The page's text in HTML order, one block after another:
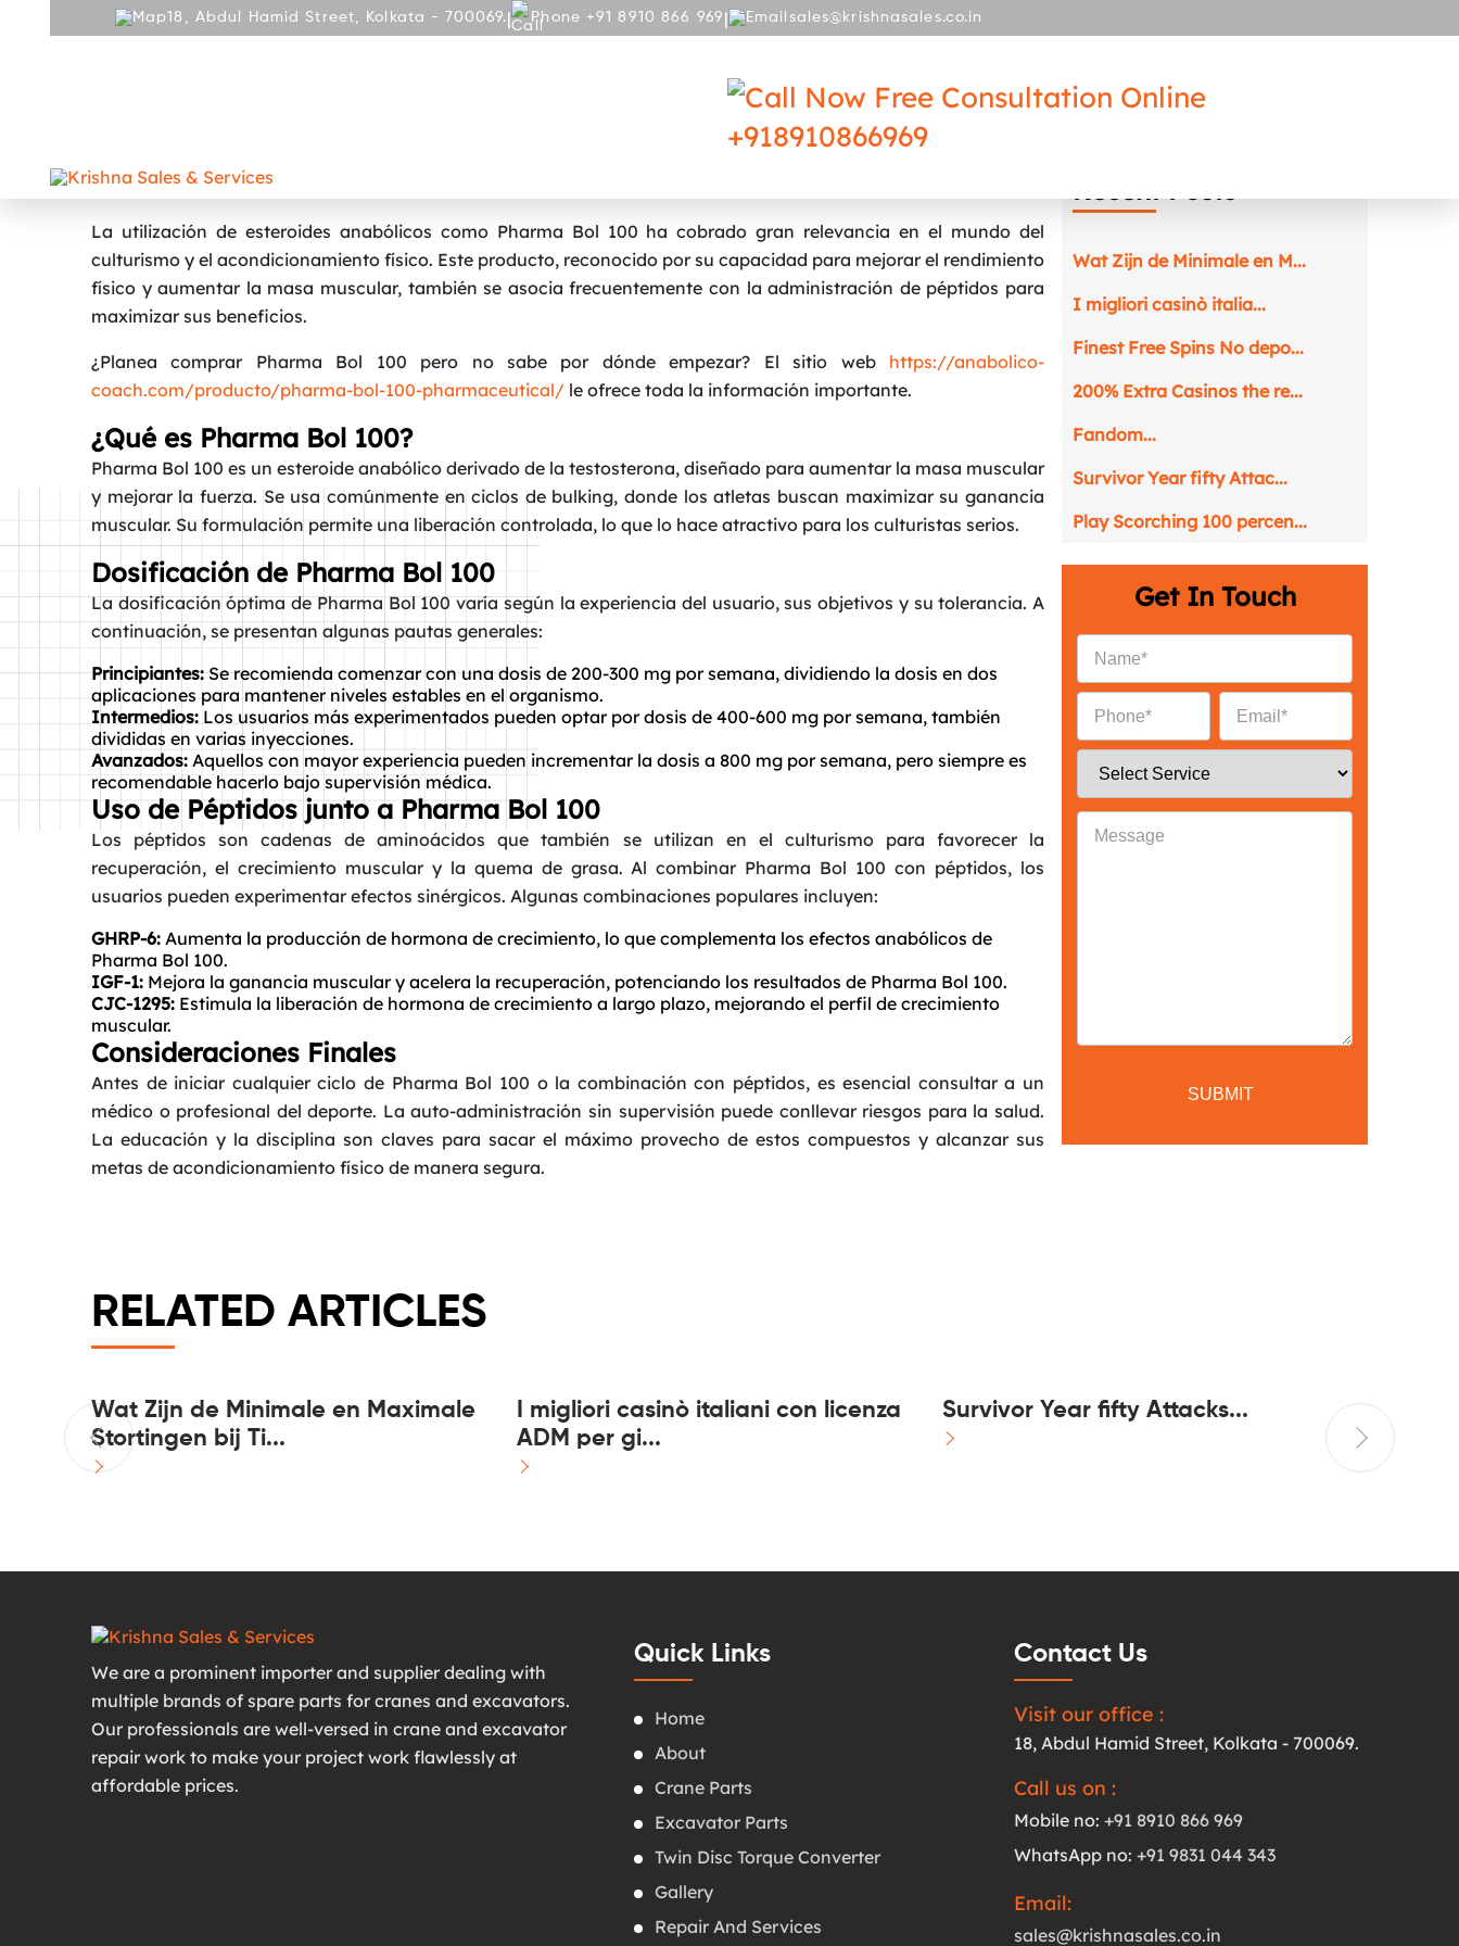
18, Abdul Hamid Street, Kolkata - 700069.| Phone +91 8910 866 969 | sales@krishnasales.co.in
Free Consultation Online
+918910866969
Request a CallBack
Email *
Phone
Service*
Dosificación de Péptidos con Pharma Bol 100
La utilización de esteroides anabólicos como Pharma Bol 100 ha cobrado gran relevancia en el mundo del
culturismo y el acondicionamiento físico. Este producto, reconocido por su capacidad para mejorar el rendimiento
físico y aumentar la masa muscular, también se asocia frecuentemente con la administración de péptidos para
maximizar sus beneficios.
¿Planea comprar Pharma Bol 100 pero no sabe por dónde empezar? El sitio web https://anabolico-
coach.com/producto/pharma-bol-100-pharmaceutical/ le ofrece toda la información importante.
¿Qué es Pharma Bol 100?
Pharma Bol 100 es un esteroide anabólico derivado de la testosterona, diseñado para aumentar la masa muscular
y mejorar la fuerza. Se usa comúnmente en ciclos de bulking, donde los atletas buscan maximizar su ganancia
muscular. Su formulación permite una liberación controlada, lo que lo hace atractivo para los culturistas serios.
Dosificación de Pharma Bol 100
La dosificación óptima de Pharma Bol 100 varía según la experiencia del usuario, sus objetivos y su tolerancia. A
continuación, se presentan algunas pautas generales:
Principiantes:Se recomienda comenzar con una dosis de 200-300 mg por semana, dividiendo la dosis en dos
aplicaciones para mantener niveles estables en el organismo.
Intermedios: Los usuarios más experimentados pueden optar por dosis de 400-600 mg por semana, también
divididas en varias inyecciones.
Avanzados: Aquellos con mayor experiencia pueden incrementar la dosis a 800 mg por semana, pero siempre es
recomendable hacerlo bajo supervisión médica.
Uso de Péptidos junto a Pharma Bol 100
Los péptidos son cadenas de aminoácidos que también se utilizan en el culturismo para favorecer la
recuperación, el crecimiento muscular y la quema de grasa. Al combinar Pharma Bol 100 con péptidos, los
usuarios pueden experimentar efectos sinérgicos. Algunas combinaciones populares incluyen:
GHRP-6: Aumenta la producción de hormona de crecimiento, lo que complementa los efectos anabólicos de
Pharma Bol 100.
IGF-1: Mejora la ganancia muscular y acelera la recuperación, potenciando los resultados de Pharma Bol 100.
CJC-1295: Estimula la liberación de hormona de crecimiento a largo plazo, mejorando el perfil de crecimiento
muscular.
Consideraciones Finales
Antes de iniciar cualquier ciclo de Pharma Bol 100 o la combinación con péptidos, es esencial consultar a un
médico o profesional del deporte. La auto-administración sin supervisión puede conllevar riesgos para la salud.
La educación y la disciplina son claves para sacar el máximo provecho de estos compuestos y alcanzar sus
metas de acondicionamiento físico de manera segura.
Recent Posts
Wat Zijn de Minimale en M...
I migliori casinò italia...
Finest Free Spins No depo...
200% Extra Casinos the re...
Fandom...
Survivor Year fifty Attac...
Play Scorching 100 percen...
Get In Touch
RELATED ARTICLES
Wat Zijn de Minimale en Maximale
Stortingen bij Ti...
I migliori casinò italiani con licenza
ADM per gi...
Survivor Year fifty Attacks...
Play
We are a prominent importer and supplier dealing with
multiple brands of spare parts for cranes and excavators.
Our professionals are well-versed in crane and excavator
repair work to make your project work flawlessly at
affordable prices.
Quick Links
Home
About
Crane Parts
Excavator Parts
Twin Disc Torque Converter
Gallery
Repair And Services
Contact Us
Visit our office :
18, Abdul Hamid Street, Kolkata - 700069.
Call us on :
Mobile no: +91 8910 866 969
WhatsApp no: +91 9831 044 343
Email:
sales@krishnasales.co.in